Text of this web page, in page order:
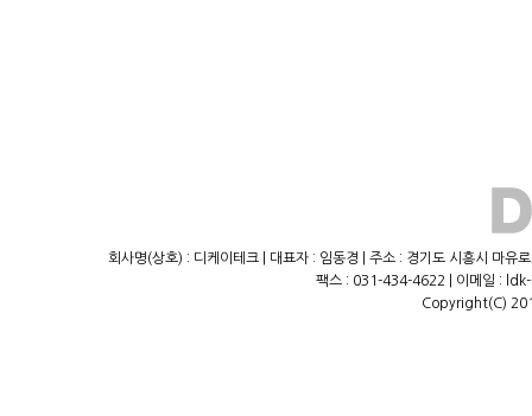
회사명(상호) : 디케이테크 | 대표자 : 임동경 | 주소 : 경기도 시흥시 마
팩스 : 031-434-4622 | 이메일 :
Copyright(C)